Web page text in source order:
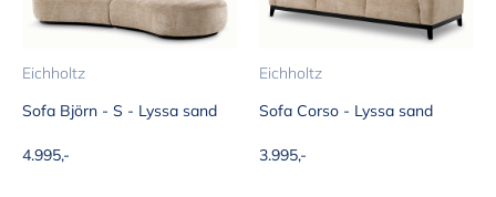
Eichholtz
Sofa Björn - S - Lyssa sand
Aanbiedingsprijs
4.995,-
Eichholtz
Sofa Corso - Lyssa sand
Aanbiedingsprijs
3.995,-